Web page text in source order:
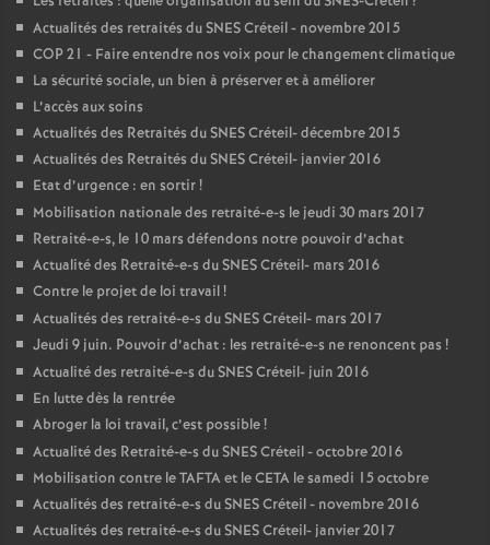
Actualités des retraités duSNESCréteil - novembre 2015
COP21 - Faire entendre nos voix pour le changement climatique
La sécurité sociale, un bien à préserver et à améliorer
L’accès aux soins
Actualités des Retraités duSNESCréteil- décembre 2015
Actualités des Retraités duSNESCréteil- janvier 2016
Etat d’urgence : en sortir!
Mobilisation nationale des retraité-e-s le jeudi 30 mars 2017
Retraité-e-s, le 10 mars défendons notre pouvoir d’achat
Actualité des Retraité-e-s duSNESCréteil- mars 2016
Contre le projet de loi travail!
Actualités des retraité-e-s duSNESCréteil- mars 2017
Jeudi 9 juin. Pouvoir d’achat : les retraité-e-s ne renoncent pas !
Actualité des retraité-e-s duSNESCréteil- juin 2016
En lutte dès la rentrée
Abroger la loi travail, c’est possible!
Actualité des Retraité-e-s duSNESCréteil - octobre 2016
Mobilisation contre leTAFTAet leCETA le samedi 15 octobre
Actualités des retraité-e-s duSNESCréteil - novembre 2016
Actualités des retraité-e-s duSNESCréteil- janvier 2017